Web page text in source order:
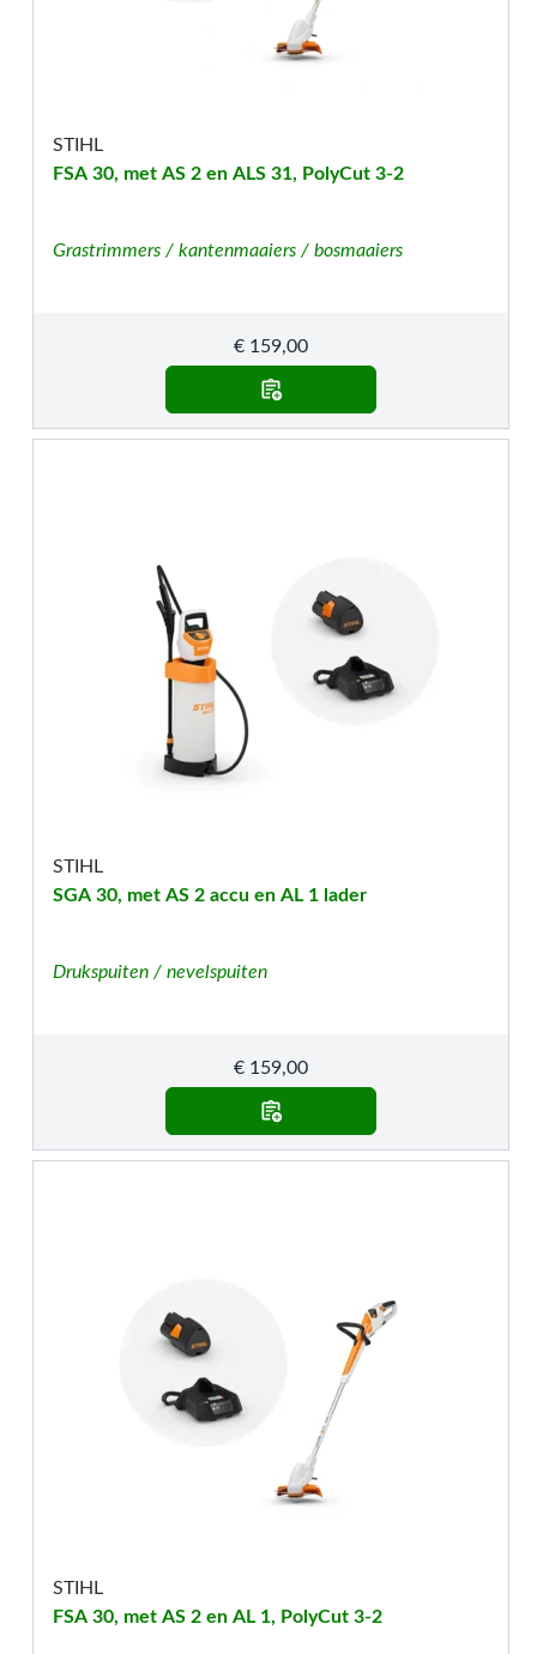
STIHL
FSA 30, met AS 2 en ALS 31, PolyCut 3-2
Grastrimmers / kantenmaaiers / bosmaaiers
€ 159,00
STIHL
SGA 30, met AS 2 accu en AL 1 lader
Drukspuiten / nevelspuiten
€ 159,00
STIHL
FSA 30, met AS 2 en AL 1, PolyCut 3-2